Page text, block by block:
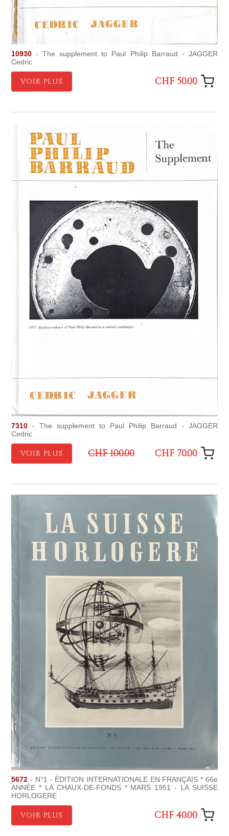
10930 - The supplement to Paul Philip Barraud - JAGGER
Cedric
VOIR PLUS CHF 50.00
7310 - The supplement to Paul Philip Barraud - JAGGER
Cedric
VOIR PLUS CHF 100.00 CHF 70.00
5672 - N°1 - ÉDITION INTERNATIONALE EN FRANÇAIS * 66e
ANNÉE * LA CHAUX-DE-FONDS * MARS 1951 - LA SUISSE
HORLOGERE
VOIR PLUS CHF 40.00